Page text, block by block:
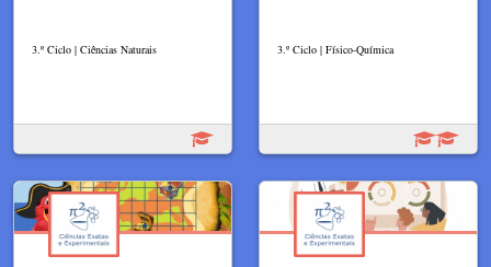
3.º Ciclo | Ciências Naturais 3.º Ciclo | Físico-Química